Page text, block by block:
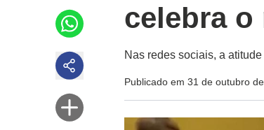
celebra
Nas redes sociais, a
Publicado em 31 de outubro